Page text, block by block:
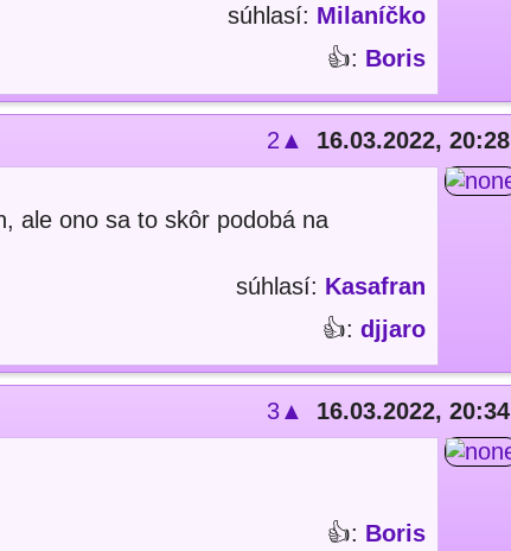
súhlasí: Milaníčko
👍: Boris
2▲
16.03.2022, 20:28
ale ono sa to skôr podobá na
súhlasí: Kasafran
👍: djjaro
3▲
16.03.2022, 20:34
👍: Boris